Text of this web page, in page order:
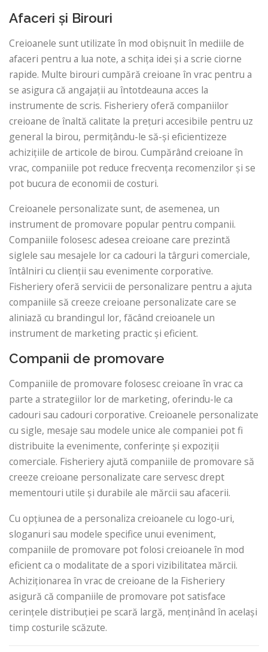
Afaceri și Birouri
Creioanele sunt utilizate în mod obișnuit în mediile de
afaceri pentru a lua note, a schița idei și a scrie ciorne
rapide. Multe birouri cumpără creioane în vrac pentru a
se asigura că angajații au întotdeauna acces la
instrumente de scris. Fisheriery oferă companiilor
creioane de înaltă calitate la prețuri accesibile pentru uz
general la birou, permițându-le să-și eficientizeze
achizițiile de articole de birou. Cumpărând creioane în
vrac, companiile pot reduce frecvența recomenzilor și se
pot bucura de economii de costuri.
Creioanele personalizate sunt, de asemenea, un
instrument de promovare popular pentru companii.
Companiile folosesc adesea creioane care prezintă
siglele sau mesajele lor ca cadouri la târguri comerciale,
întâlniri cu clienții sau evenimente corporative.
Fisheriery oferă servicii de personalizare pentru a ajuta
companiile să creeze creioane personalizate care se
aliniază cu brandingul lor, făcând creioanele un
instrument de marketing practic și eficient.
Companii de promovare
Companiile de promovare folosesc creioane în vrac ca
parte a strategiilor lor de marketing, oferindu-le ca
cadouri sau cadouri corporative. Creioanele personalizate
cu sigle, mesaje sau modele unice ale companiei pot fi
distribuite la evenimente, conferințe și expoziții
comerciale. Fisheriery ajută companiile de promovare să
creeze creioane personalizate care servesc drept
mementouri utile și durabile ale mărcii sau afacerii.
Cu opțiunea de a personaliza creioanele cu logo-uri,
sloganuri sau modele specifice unui eveniment,
companiile de promovare pot folosi creioanele în mod
eficient ca o modalitate de a spori vizibilitatea mărcii.
Achiziționarea în vrac de creioane de la Fisheriery
asigură că companiile de promovare pot satisface
cerințele distribuției pe scară largă, menținând în același
timp costurile scăzute.